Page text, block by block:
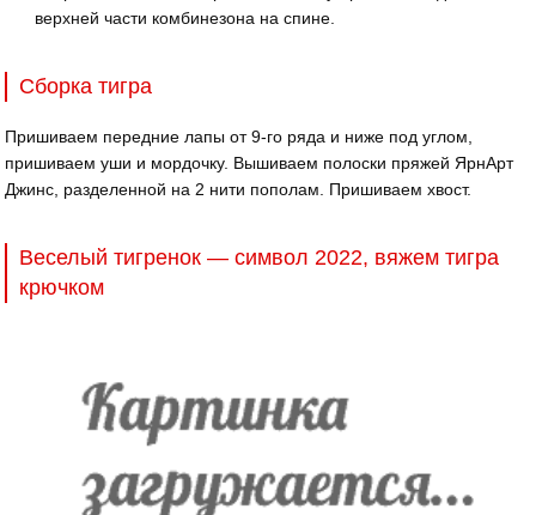
верхней части комбинезона на спине.
Сборка тигра
Пришиваем передние лапы от 9-го ряда и ниже под углом,
пришиваем уши и мордочку. Вышиваем полоски пряжей ЯрнАрт
Джинс, разделенной на 2 нити пополам. Пришиваем хвост.
Веселый тигренок — символ 2022, вяжем тигра
крючком